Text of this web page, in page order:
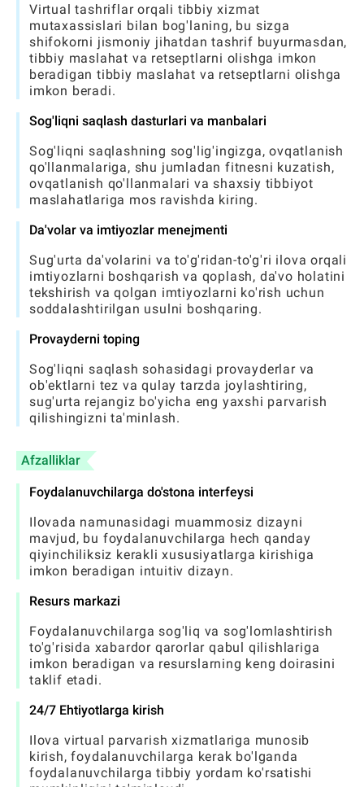
Virtual tashriflar orqali tibbiy xizmat
mutaxassislari bilan bog'laning, bu sizga
shifokorni jismoniy jihatdan tashrif buyurmasdan,
tibbiy maslahat va retseptlarni olishga imkon
beradigan tibbiy maslahat va retseptlarni olishga
imkon beradi.
Sog'liqni saqlash dasturlari va manbalari
Sog'liqni saqlashning sog'lig'ingizga, ovqatlanish
qo'llanmalariga, shu jumladan fitnesni kuzatish,
ovqatlanish qo'llanmalari va shaxsiy tibbiyot
maslahatlariga mos ravishda kiring.
Da'volar va imtiyozlar menejmenti
Sug'urta da'volarini va to'g'ridan-to'g'ri ilova orqali
imtiyozlarni boshqarish va qoplash, da'vo holatini
tekshirish va qolgan imtiyozlarni ko'rish uchun
soddalashtirilgan usulni boshqaring.
Provayderni toping
Sog'liqni saqlash sohasidagi provayderlar va
ob'ektlarni tez va qulay tarzda joylashtiring,
sug'urta rejangiz bo'yicha eng yaxshi parvarish
qilishingizni ta'minlash.
Afzalliklar
Foydalanuvchilarga do'stona interfeysi
Ilovada namunasidagi muammosiz dizayni
mavjud, bu foydalanuvchilarga hech qanday
qiyinchiliksiz kerakli xususiyatlarga kirishiga
imkon beradigan intuitiv dizayn.
Resurs markazi
Foydalanuvchilarga sog'liq va sog'lomlashtirish
to'g'risida xabardor qarorlar qabul qilishlariga
imkon beradigan va resurslarning keng doirasini
taklif etadi.
24/7 Ehtiyotlarga kirish
Ilova virtual parvarish xizmatlariga munosib
kirish, foydalanuvchilarga kerak bo'lganda
foydalanuvchilarga tibbiy yordam ko'rsatishi